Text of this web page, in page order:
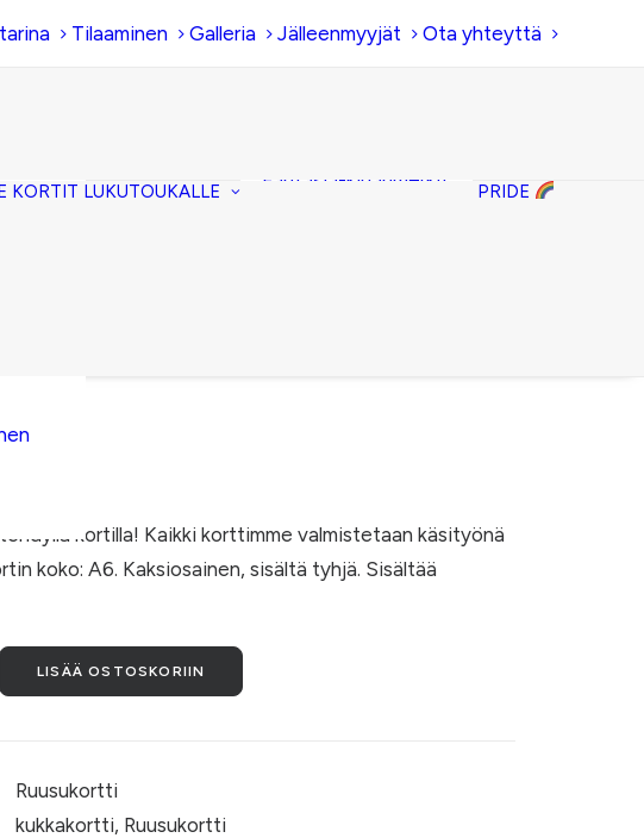
Tilaaminen Galleria Jälleenmyyjät Ota yhteyttä
KORTIT LUKUTOUKALLE
Fantasia-kirjanmerkit
PRIDE
kortilla! Kaikki korttimme valmistetaan käsityönä
koko: A6. Kaksiosainen, sisältä tyhjä. Sisältää
LISÄÄ OSTOSKORIIN
Ruusukortti
kukkakortti, Ruusukortti